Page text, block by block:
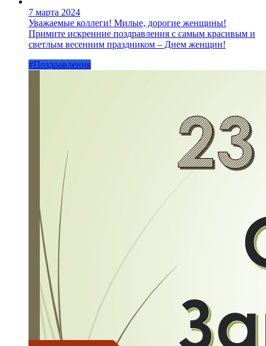
7 марта 2024
Уважаемые коллеги! Милые, дорогие женщины!
Примите искренние поздравления с самым красивым и
светлым весенним праздником – Днем женщин!
#Поздравления